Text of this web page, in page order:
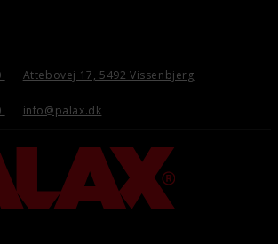
Attebovej 17, 5492 Vissenbjerg
info@palax.dk